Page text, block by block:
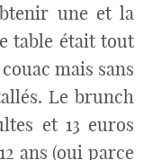
une et la
table était tout
mais sans
Le brunch
et 13 euros
ans (oui parce